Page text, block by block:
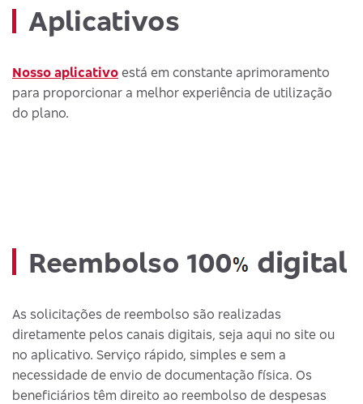
Aplicativos
Nosso aplicativo está em constante aprimoramento
para proporcionar a melhor experiência de utilização
do plano.
Reembolso 100 digital
As solicitações de reembolso são realizadas
diretamente pelos canais digitais, seja aqui no site ou
no aplicativo. Serviço rápido, simples e sem a
necessidade de envio de documentação física. Os
beneficiários têm direito ao reembolso de despesas